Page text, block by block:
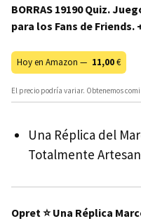
BORRAS 19190 Quiz.
para los Fans de Friends.
Hoy en Amazon — 11,00€
El precio podría variar. Obtenemos
Una Réplica del
Totalmente
Opret ⭐ Una Réplica